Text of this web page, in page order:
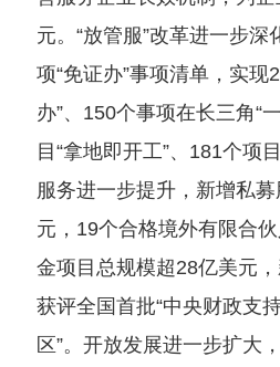
元。“放管服”改革进一步深
项“免证办”事项清单，实现
办”、150个事项在长三角“
目“拿地即开工”、181个项
服务进一步提升，新增私
元，19个合格境外有限合
金项目总规模超28亿美元
获评全国首批“中央财政支
区”。开放发展进一步扩大